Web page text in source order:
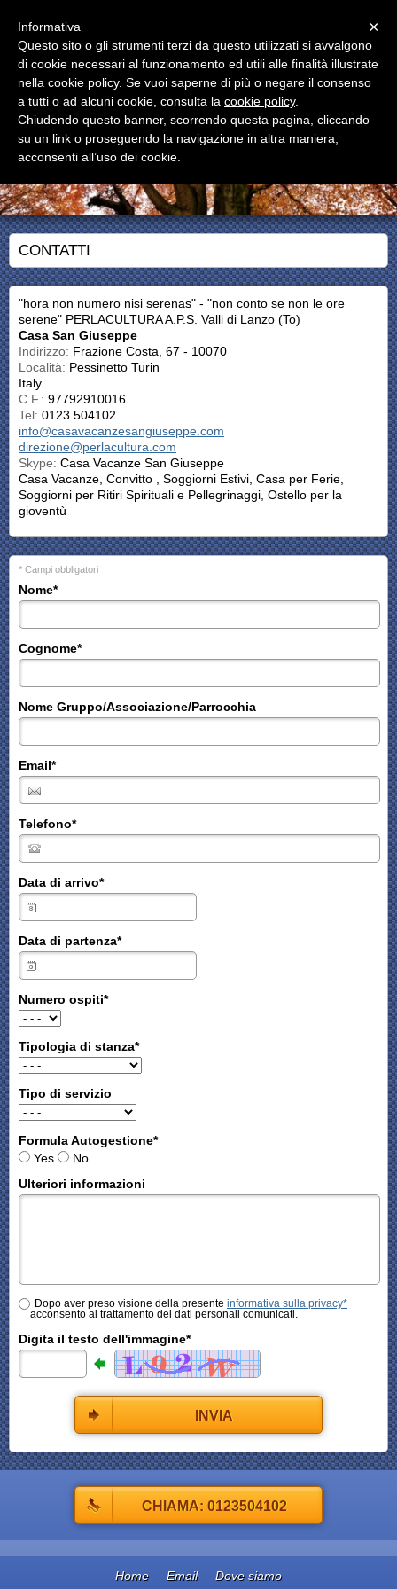
CASA SAN GIUSEPPE
Casa Vacanze
CONTATTI
"hora non numero nisi serenas" - "non conto se non le ore
serene" PERLACULTURA A.P.S. Valli di Lanzo (To)
Casa San Giuseppe
Indirizzo: Frazione Costa, 67 - 10070
Località: Pessinetto Turin
Italy
C.F.: 97792910016
Tel: 0123 504102
info@casavacanzesangiuseppe.com
direzione@perlacultura.com
Skype: Casa Vacanze San Giuseppe
Casa Vacanze, Convitto , Soggiorni Estivi, Casa per Ferie,
Soggiorni per Ritiri Spirituali e Pellegrinaggi, Ostello per la
gioventù
* Campi obbligatori
Nome*
Cognome*
Nome Gruppo/Associazione/Parrocchia
Email*
Telefono*
Data di arrivo*
Data di partenza*
Numero ospiti*
Tipologia di stanza*
Tipo di servizio
Formula Autogestione*
Yes
No
Ulteriori informazioni
Dopo aver preso visione della presente informativa sulla privacy*
acconsento al trattamento dei dati personali comunicati.
Digita il testo dell'immagine*
INVIA
CHIAMA: 0123504102
Home Email Dove siamo
×
Informativa
Questo sito o gli strumenti terzi da questo utilizzati si avvalgono
di cookie necessari al funzionamento ed utili alle finalità illustrate
nella cookie policy. Se vuoi saperne di più o negare il consenso
a tutti o ad alcuni cookie, consulta la cookie policy.
Chiudendo questo banner, scorrendo questa pagina, cliccando
su un link o proseguendo la navigazione in altra maniera,
acconsenti all’uso dei cookie.